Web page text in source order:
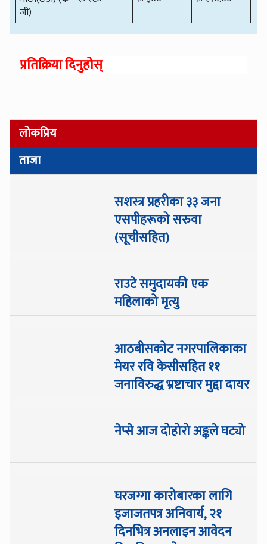
जी)
प्रतिक्रिया दिनुहोस्
लोकप्रिय
ताजा
सशस्त्र प्रहरीका ३३ जना
एसपीहरूको सरुवा
(सूचीसहित)
राउटे समुदायकी एक
महिलाको मृत्यु
आठबीसकोट नगरपालिकाका
मेयर रवि केसीसहित ११
जनाविरुद्ध भ्रष्टाचार मुद्दा दायर
नेप्से आज दोहोरो अङ्कले घट्यो
घरजग्गा कारोबारका लागि
इजाजतपत्र अनिवार्य, २१
दिनभित्र अनलाइन आवेदन